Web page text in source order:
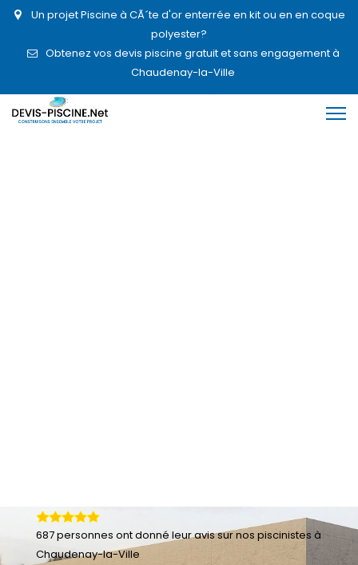
Un projet Piscine à CÃ´te d'or enterrée en kit ou en en coque
polyester?
Obtenez vos devis piscine gratuit et sans engagement à
Chaudenay-la-Ville
687personnes ont donné leuravis sur nos piscinistes à
Chaudenay-la-Ville